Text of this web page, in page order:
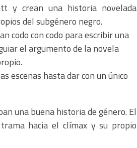
y crean una historia novelada
del subgénero negro.
codo con codo para escribir una
el argumento de la novela
escenas hasta dar con un único
una buena historia de género. El
hacia el clímax y su propio